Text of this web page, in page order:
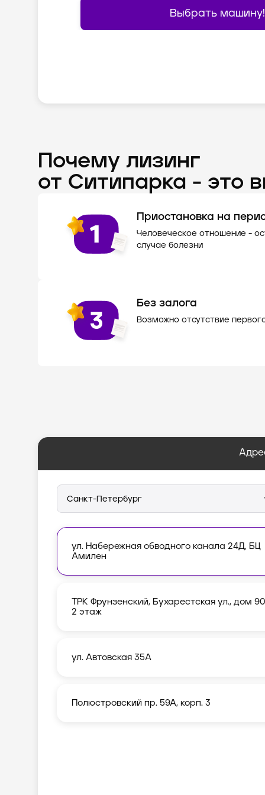
Выбрать машину!
Выбрать машину!
Выбрать машину!
Выбрать машину!
Выбрать машину!
Выбрать машину!
Выбрать машину!
Почему лизинг
от Ситипарка - это
Приостановка на
Человеческое отношение -
случае болезни
Без залога
Возможно отсутствие
ул. Набережная обводного канала 24Д, БЦ
Амилен
ТРК Фрунзенский, Бухарестская ул., дом
2 этаж
ул. Автовская 35А
Полюстровский пр. 59А, корп. 3